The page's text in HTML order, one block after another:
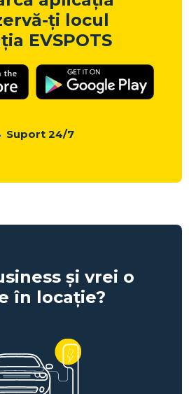
ți locul
EVSPOTS
Suport 24/7
și vrei o
în locație?